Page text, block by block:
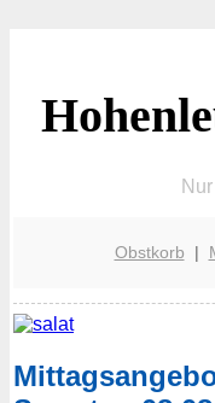
Obstkorb |